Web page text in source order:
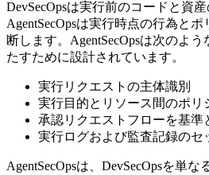
DevSecOpsは実行前のコードと資産
AgentSecOpsは実行時点の行為と
断します。AgentSecOpsは次のよ
たすために設計されています。
実行リクエストの主体識別
実行目的とリソース間のポリ
承認リクエストフローを基準
実行ログおよび監査記録のセ
AgentSecOpsは、DevSecOpsを単